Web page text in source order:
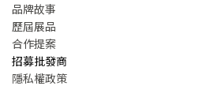
品牌故事
歷屆展品
合作提案
招募批發商
隱私權政策